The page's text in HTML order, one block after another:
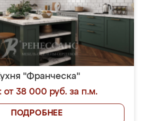
"Франческа"
от 38 000 руб. за п.м.
ПОДРОБНЕЕ